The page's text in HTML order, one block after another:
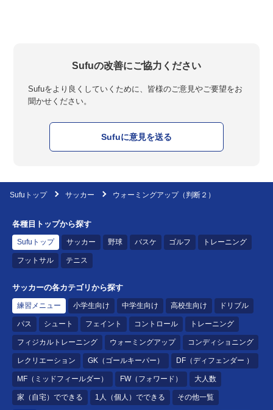
Sufuの改善にご協力ください
Sufuをより良くしていくために、皆様のご意見やご要望をお
聞かせください。
Sufuに意見を送る
Sufuトップ サッカー ウォーミングアップ（判断２）
各種目トップから探す
Sufuトップ サッカー 野球 バスケ ゴルフ トレーニング
フットサル テニス
サッカーの各カテゴリから探す
練習メニュー 小学生向け 中学生向け 高校生向け ドリブル
パス シュート フェイント コントロール トレーニング
フィジカルトレーニング ウォーミングアップ コンディショニング
レクリエーション GK（ゴールキーパー） DF（ディフェンダー ）
MF（ミッドフィールダー） FW（フォワード） 大人数
家（自宅）でできる 1人（個人）でできる その他一覧